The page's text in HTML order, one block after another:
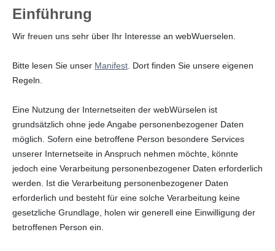
Einführung
Wir freuen uns sehr über Ihr Interesse an webWuerselen.
Bitte lesen Sie unser Manifest. Dort finden Sie unsere eigenen
Regeln.
Eine Nutzung der Internetseiten der webWürselen ist
grundsätzlich ohne jede Angabe personenbezogener Daten
möglich. Sofern eine betroffene Person besondere Services
unserer Internetseite in Anspruch nehmen möchte, könnte
jedoch eine Verarbeitung personenbezogener Daten erforderlich
werden. Ist die Verarbeitung personenbezogener Daten
erforderlich und besteht für eine solche Verarbeitung keine
gesetzliche Grundlage, holen wir generell eine Einwilligung der
betroffenen Person ein.